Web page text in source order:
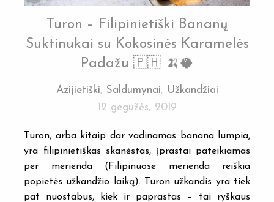
Turon – Filipinietiški Bananų
Suktinukai su Kokosinės Karamelės
Padažu 🇵🇭 🍌🥥
Azijietiški, Saldumynai, Užkandžiai
12 gegužės, 2019
Turon, arba kitaip dar vadinamas banana lumpia,
yra filipinietiškas skanėstas, įprastai pateikiamas
per merienda (Filipinuose merienda reiškia
popietės užkandžio laiką). Turon užkandis yra tiek
pat nuostabus, kiek ir paprastas – tai ryškaus